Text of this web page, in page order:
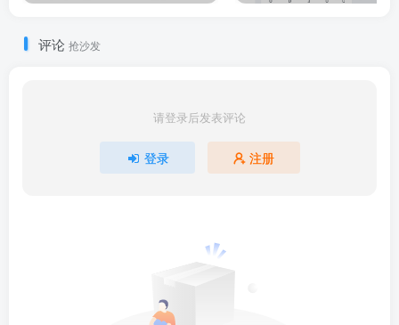
评论 抢沙发
请登录后发表评论
登录 注册